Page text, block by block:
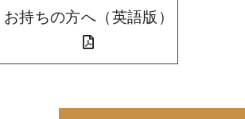
お持ちの方へ（英語版）